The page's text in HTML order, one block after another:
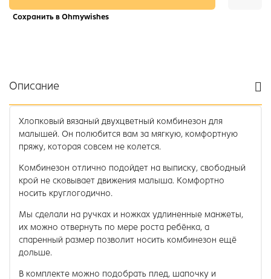
Сохранить в Ohmywishes
Описание
Хлопковый вязаный двухцветный комбинезон для
малышей. Он полюбится вам за мягкую, комфортную
пряжу, которая совсем не колется.
Комбинезон отлично подойдет на выписку, свободный
крой не сковывает движения малыша. Комфортно
носить круглогодично.
Мы сделали на ручках и ножках удлиненные манжеты,
их можно отвернуть по мере роста ребёнка, а
спаренный размер позволит носить комбинезон ещё
дольше.
В комплекте можно подобрать плед, шапочку и